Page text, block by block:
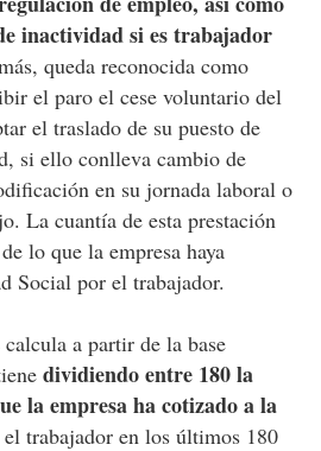
inactividad si es trabajador
queda reconocida como
el paro el cese voluntario del
el traslado de su puesto de
si ello conlleva cambio de
en su jornada laboral o
La cuantía de esta prestación
lo que la empresa haya
Social por el trabajador.
a partir de la base
dividiendo entre 180 la
la empresa ha cotizado a la
trabajador en los últimos 180